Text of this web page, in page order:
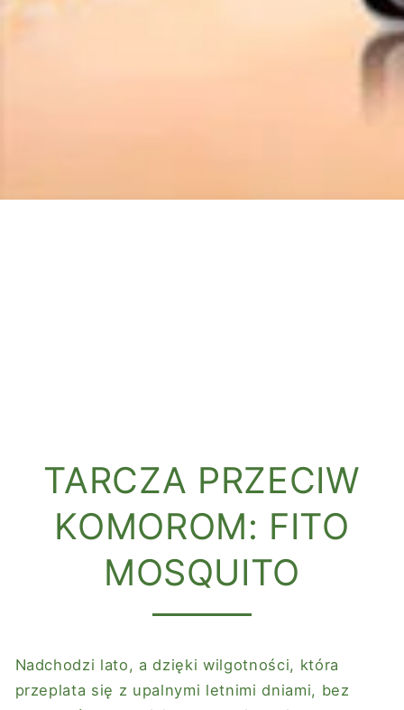
TARCZA PRZECIW
KOMOROM: FITO
MOSQUITO
Nadchodzi lato, a dzięki wilgotności, która
przeplata się z upalnymi letnimi dniami, bez